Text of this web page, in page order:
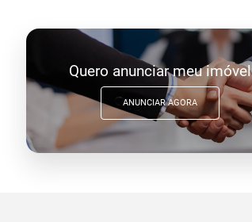
Quero anunciar meu imóvel
ANUNCIAR AGORA